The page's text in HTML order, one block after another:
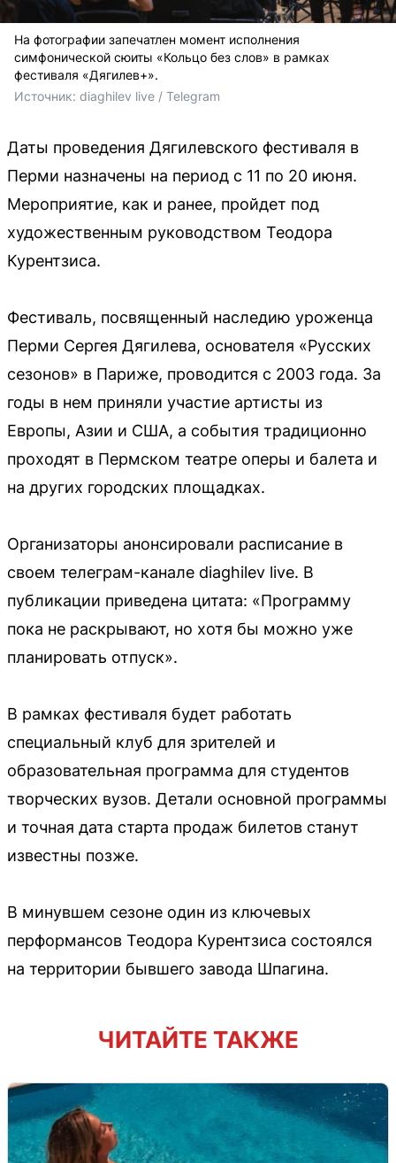
На фотографии запечатлен момент исполнения
симфонической сюиты «Кольцо без слов» в рамках
фестиваля «Дягилев+».
Источник: diaghilev live / Telegram
Даты проведения Дягилевского фестиваля в
Перми назначены на период с 11 по 20 июня.
Мероприятие, как и ранее, пройдет под
художественным руководством Теодора
Курентзиса.
Фестиваль, посвященный наследию уроженца
Перми Сергея Дягилева, основателя «Русских
сезонов» в Париже, проводится с 2003 года. За
годы в нем приняли участие артисты из
Европы, Азии и США, а события традиционно
проходят в Пермском театре оперы и балета и
на других городских площадках.
Организаторы анонсировали расписание в
своем телеграм-канале diaghilev live. В
публикации приведена цитата: «Программу
пока не раскрывают, но хотя бы можно уже
планировать отпуск».
В рамках фестиваля будет работать
специальный клуб для зрителей и
образовательная программа для студентов
творческих вузов. Детали основной программы
и точная дата старта продаж билетов станут
известны позже.
В минувшем сезоне один из ключевых
перформансов Теодора Курентзиса состоялся
на территории бывшего завода Шпагина.
ЧИТАЙТЕ ТАКЖЕ